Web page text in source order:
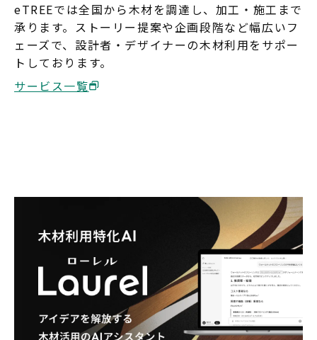
eTREEでは全国から木材を調達し、加工・施工まで
承ります。ストーリー提案や企画段階など幅広いフ
ェーズで、設計者・デザイナーの木材利用をサポー
トしております。
サービス一覧